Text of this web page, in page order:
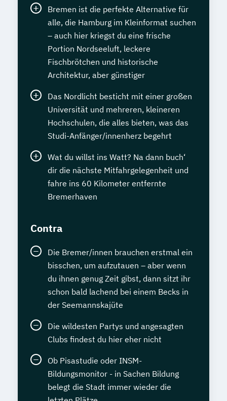
Bremen ist die perfekte Alternative für
alle, die Hamburg im Kleinformat suchen
– auch hier kriegst du eine frische
Portion Nordseeluft, leckere
Fischbrötchen und historische
Architektur, aber günstiger
Das Nordlicht besticht mit einer großen
Universität und mehreren, kleineren
Hochschulen, die alles bieten, was das
Studi-Anfänger/innenherz begehrt
Wat du willst ins Watt? Na dann buch‘
dir die nächste Mitfahrgelegenheit und
fahre ins 60 Kilometer entfernte
Bremerhaven
Contra
Die Bremer/innen brauchen erstmal ein
bisschen, um aufzutauen – aber wenn
du ihnen genug Zeit gibst, dann sitzt ihr
schon bald lachend bei einem Becks in
der Seemannskajüte
Die wildesten Partys und angesagten
Clubs findest du hier eher nicht
Ob Pisastudie oder INSM-
Bildungsmonitor - in Sachen Bildung
belegt die Stadt immer wieder die